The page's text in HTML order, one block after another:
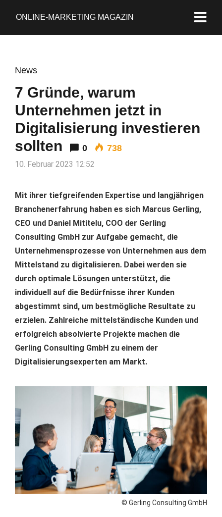
ONLINE-MARKETING MAGAZIN
News
7 Gründe, warum
Unternehmen jetzt in
Digitalisierung investieren
sollten
0 738
10. Februar 2023 12:52
Mit ihrer tiefgreifenden Expertise und langjährigen
Branchenerfahrung haben es sich Marcus Gerling,
CEO und Daniel Mititelu, COO der Gerling
Consulting GmbH zur Aufgabe gemacht, die
Unternehmensprozesse von Unternehmen aus dem
Mittelstand zu digitalisieren. Dabei werden sie
durch optimale Lösungen unterstützt, die
individuell auf die Bedürfnisse ihrer Kunden
abgestimmt sind, um bestmögliche Resultate zu
erzielen. Zahlreiche mittelständische Kunden und
erfolgreich absolvierte Projekte machen die
Gerling Consulting GmbH zu einem der
Digitalisierungsexperten am Markt.
© Gerling Consulting GmbH